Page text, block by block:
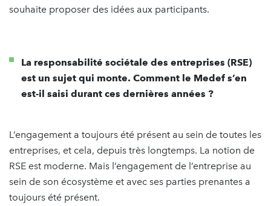
souhaite proposer des idées aux participants.
La responsabilité sociétale des entreprises (RSE)
est un sujet qui monte. Comment le Medef s’en
est-il saisi durant ces dernières années ?
L’engagement a toujours été présent au sein de toutes les
entreprises, et cela, depuis très longtemps. La notion de
RSE est moderne. Mais l’engagement de l’entreprise au
sein de son écosystème et avec ses parties prenantes a
toujours été présent.